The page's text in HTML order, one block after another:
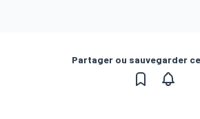
Partager ou sauvegarder